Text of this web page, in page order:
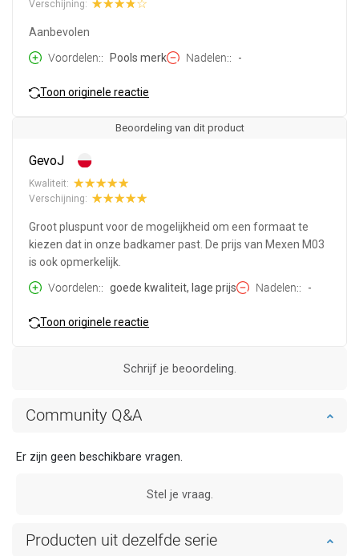
Verschijning:
Aanbevolen
Voordelen:
Pools merk Nadelen: -
Toon originele reactie
Beoordeling van dit product
GevoJ
Kwaliteit:
Verschijning:
Groot pluspunt voor de mogelijkheid om een formaat te
kiezen dat in onze badkamer past. De prijs van Mexen M03
is ook opmerkelijk.
Voordelen:
goede kwaliteit, lage prijs Nadelen: -
Toon originele reactie
Schrijf je beoordeling.
Community Q&A
Er zijn geen beschikbare vragen.
Stel je vraag.
Producten uit dezelfde serie